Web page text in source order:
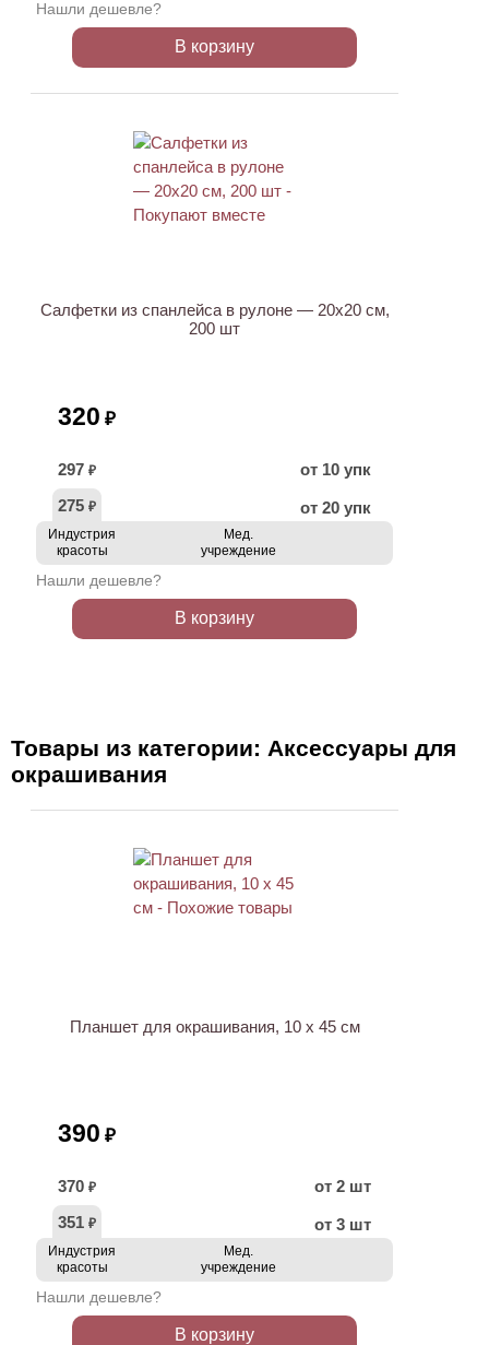
Нашли дешевле?
В корзину
Салфетки из спанлейса в рулоне — 20х20 см,
200 шт
320 ₽
297 ₽
от 10 упк
275 ₽ от 20 упк
Индустрия
красоты
Мед.
учреждение
Нашли дешевле?
В корзину
Товары из категории: Аксессуары для
окрашивания
Планшет для окрашивания, 10 х 45 см
390 ₽
370 ₽
от 2 шт
351 ₽ от 3 шт
Индустрия
красоты
Мед.
учреждение
Нашли дешевле?
В корзину